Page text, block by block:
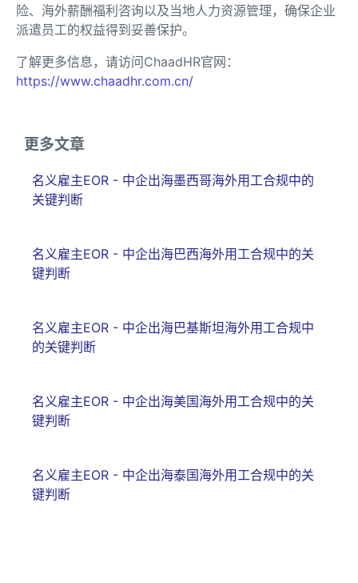
险、海外薪酬福利咨询以及当地人力资源管理，确保企业
派遣员工的权益得到妥善保护。
了解更多信息，请访问ChaadHR官网：
https://www.chaadhr.com.cn/
更多文章
名义雇主EOR - 中企出海墨西哥海外用工合规中的
关键判断
名义雇主EOR - 中企出海巴西海外用工合规中的关
键判断
名义雇主EOR - 中企出海巴基斯坦海外用工合规中
的关键判断
名义雇主EOR - 中企出海美国海外用工合规中的关
键判断
名义雇主EOR - 中企出海泰国海外用工合规中的关
键判断